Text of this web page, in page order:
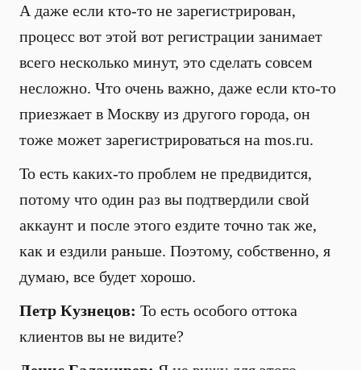
А даже если кто-то не зарегистрирован,
процесс вот этой вот регистрации занимает
всего несколько минут, это сделать совсем
несложно. Что очень важно, даже если кто-то
приезжает в Москву из другого города, он
тоже может зарегистрироваться на mos.ru.
То есть каких-то проблем не предвидится,
потому что один раз вы подтвердили свой
аккаунт и после этого ездите точно так же,
как и ездили раньше. Поэтому, собственно, я
думаю, все будет хорошо.
Петр Кузнецов: То есть особого оттока
клиентов вы не видите?